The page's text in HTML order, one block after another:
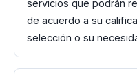
servicios que podrán
de acuerdo a su
selección o su